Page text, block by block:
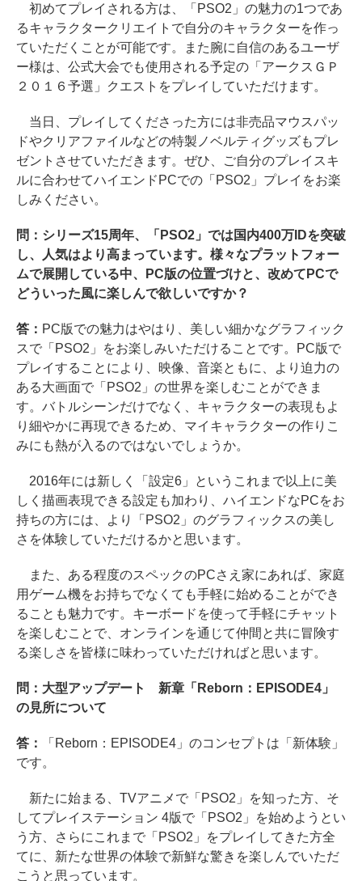
初めてプレイされる方は、「PSO2」の魅力の1つであ
るキャラクタークリエイトで自分のキャラクターを作っ
ていただくことが可能です。また腕に自信のあるユーザ
ー様は、公式大会でも使用される予定の「アークスＧＰ
２０１６予選」クエストをプレイしていただけます。
当日、プレイしてくださった方には非売品マウスパッ
ドやクリアファイルなどの特製ノベルティグッズもプレ
ゼントさせていただきます。ぜひ、ご自分のプレイスキ
ルに合わせてハイエンドPCでの「PSO2」プレイをお楽
しみください。
問：シリーズ15周年、「PSO2」では国内400万IDを突破
し、人気はより高まっています。様々なプラットフォー
ムで展開している中、PC版の位置づけと、改めてPCで
どういった風に楽しんで欲しいですか？
答： PC版での魅力はやはり、美しい細かなグラフィック
スで「PSO2」をお楽しみいただけることです。PC版で
プレイすることにより、映像、音楽ともに、より迫力の
ある大画面で「PSO2」の世界を楽しむことができま
す。バトルシーンだけでなく、キャラクターの表現もよ
り細やかに再現できるため、マイキャラクターの作りこ
みにも熱が入るのではないでしょうか。
2016年には新しく「設定6」というこれまで以上に美
しく描画表現できる設定も加わり、ハイエンドなPCをお
持ちの方には、より「PSO2」のグラフィックスの美し
さを体験していただけるかと思います。
また、ある程度のスペックのPCさえ家にあれば、家庭
用ゲーム機をお持ちでなくても手軽に始めることができ
ることも魅力です。キーボードを使って手軽にチャット
を楽しむことで、オンラインを通じて仲間と共に冒険す
る楽しさを皆様に味わっていただければと思います。
問：大型アップデート 新章「Reborn：EPISODE4」
の見所について
答：
「Reborn：EPISODE4」のコンセプトは「新体験」
です。
新たに始まる、TVアニメで「PSO2」を知った方、そ
してプレイステーション 4版で「PSO2」を始めようとい
う方、さらにこれまで「PSO2」をプレイしてきた方全
てに、新たな世界の体験で新鮮な驚きを楽しんでいただ
こうと思っています。